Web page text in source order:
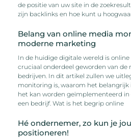
de positie van uw site in de
zijn backlinks en hoe kunt u
Belang van online media
moderne marketing
In de huidige digitale wereld is
cruciaal onderdeel geworden van
bedrijven. In dit artikel zullen we
monitoring is, waarom het belangrijk
het kan worden geïmplementeerd
een bedrijf. Wat is het begrip online
Hé ondernemer, zo kun je
positioneren!